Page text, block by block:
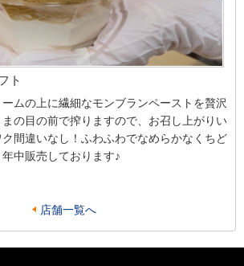
ト
ムの上に繊細なモンブランペーストを贅沢
の目の前で搾りますので、お召し上がりい
間違いなし！ふわふわでなめらかなくちど
中販売しております♪
店舗一覧へ